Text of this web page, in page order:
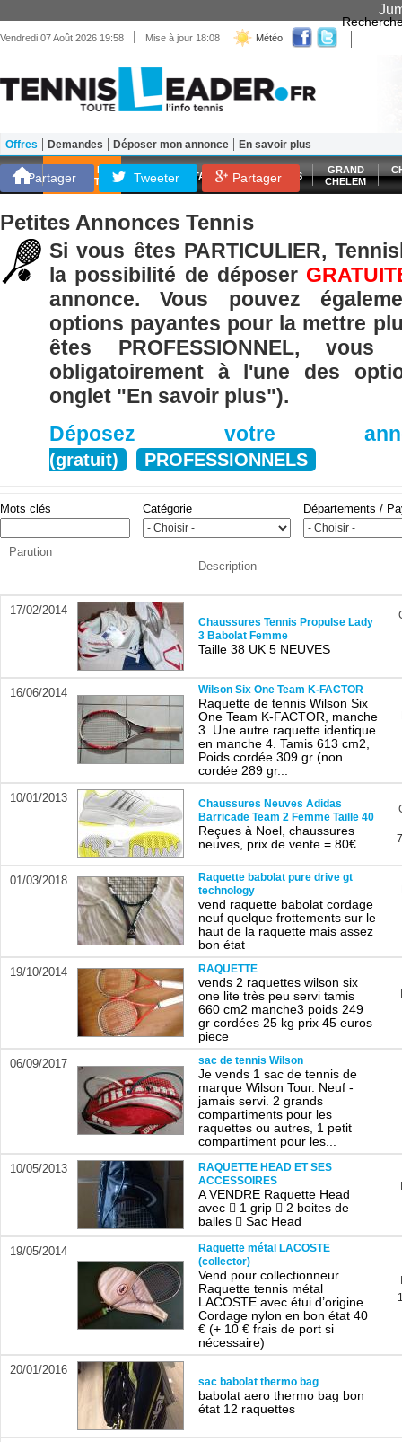
Vendredi 07 Août 2026 19:58 | Mise à jour 18:08 Météo
Matériel Entraînement
SCORES EN
DIRECT
ATP WTA LES FRANÇAIS
GRAND
CHELEM
Offres Demandes Déposer mon annonce En savoir plus
Partager Tweeter Partager
Petites Annonces Tennis
Si vous êtes PARTICULIER,
la possibilité de déposer
annonce. Vous pouvez
options payantes pour la mettre
êtes PROFESSIONNEL, vous
obligatoirement à l'une des
onglet "En savoir plus").
Déposez votre
(gratuit) PROFESSIONNELS
Mots clés Catégorie Départements /
Parution
Description
17/02/2014
Chaussures Tennis Propulse Lady
3 Babolat Femme
Taille 38 UK 5 NEUVES
16/06/2014 Wilson Six One Team K-FACTOR
Raquette de tennis Wilson Six
One Team K-FACTOR, manche
3. Une autre raquette identique
en manche 4. Tamis 613 cm2,
Poids cordée 309 gr (non
cordée 289 gr...
10/01/2013
Chaussures Neuves Adidas
Barricade Team 2 Femme Taille 40
Reçues à Noel, chaussures
neuves, prix de vente = 80€
01/03/2018
Raquette babolat pure drive gt
technology
vend raquette babolat cordage
neuf quelque frottements sur le
haut de la raquette mais assez
bon état
19/10/2014 RAQUETTE
vends 2 raquettes wilson six
one lite très peu servi tamis
660 cm2 manche3 poids 249
gr cordées 25 kg prix 45 euros
piece
06/09/2017 sac de tennis Wilson
Je vends 1 sac de tennis de
marque Wilson Tour. Neuf -
jamais servi. 2 grands
compartiments pour les
raquettes ou autres, 1 petit
compartiment pour les...
10/05/2013
RAQUETTE HEAD ET SES
ACCESSOIRES
A VENDRE Raquette Head
avec  1 grip  2 boites de
balles  Sac Head
19/05/2014
Raquette métal LACOSTE
(collector)
Vend pour collectionneur
Raquette tennis métal
LACOSTE avec étui d’origine
Cordage nylon en bon état 40
€ (+ 10 € frais de port si
nécessaire)
20/01/2016
sac babolat thermo bag
babolat aero thermo bag bon
état 12 raquettes